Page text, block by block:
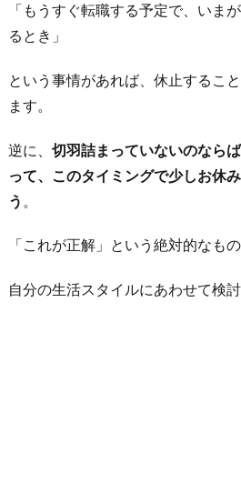
「もうすぐ転職する予定で、いま
るとき」
という事情があれば、休止するこ
ます。
逆に、 切羽詰まっていないのなら
って、このタイミングで少しお休
う 。
「これが正解」という絶対的なも
自分の生活スタイルにあわせて検討